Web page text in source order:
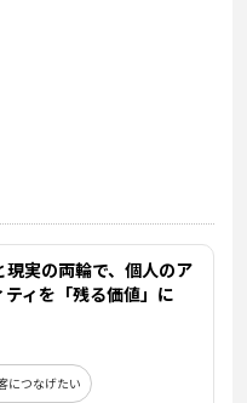
現実の両輪で、個人のア
ティを「残る価値」に
につなげたい